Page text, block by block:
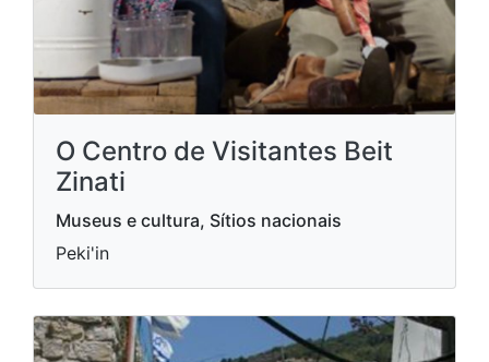
O Centro de Visitantes Beit
Zinati
Museus e cultura, Sítios nacionais
Peki'in